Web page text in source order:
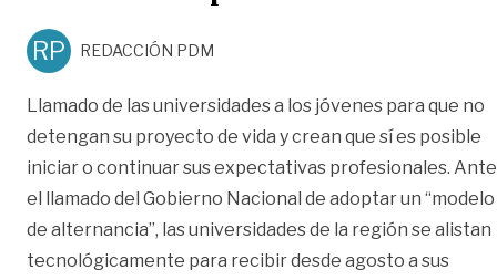
RP REDACCIÓN PDM
Llamado de las universidades a los jóvenes para que no
detengan su proyecto de vida y crean que sí es posible
iniciar o continuar sus expectativas profesionales. Ante
el llamado del Gobierno Nacional de adoptar un “modelo
de alternancia”, las universidades de la región se alistan
tecnológicamente para recibir desde agosto a sus